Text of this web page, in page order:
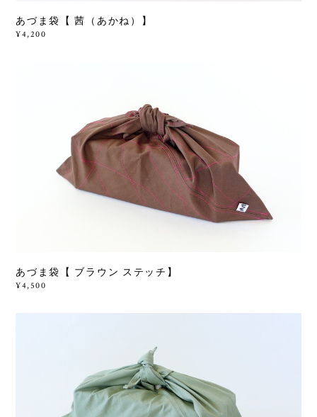
あづま袋【 茜（あかね）】
¥4,200
あづま袋【 ブラウン ステッチ】
¥4,500